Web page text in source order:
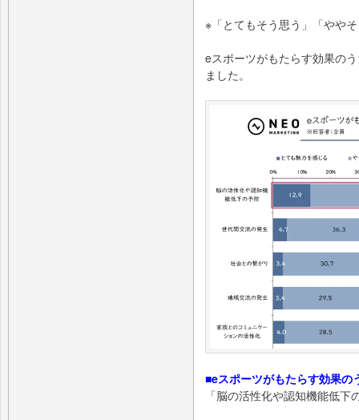
※「とてもそう思う」「やや
eスポーツがもたらす効果の
ました。
■eスポーツがもたらす効果
「脳の活性化や認知機能低